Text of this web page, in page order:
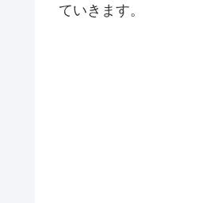
ていきます。